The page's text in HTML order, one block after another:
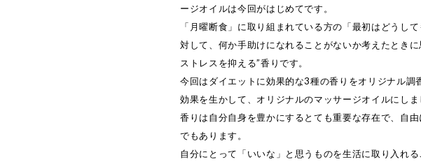
ージオイルは今回がはじめてです。
「月曜断食」に取り組まれている方の「最初はどうし
対して、何か手助けになれることがないか考えたとき
ストレスを抑える”香りです。
今回はダイエットに効果的な3種の香りをオリジナル調
効果を生かして、オリジナルのマッサージオイルにしま
香りは自分自身を豊かにするとても重要な存在で、自
でもあります。
自分にとって「いいな」と思うものを生活に取り入れ